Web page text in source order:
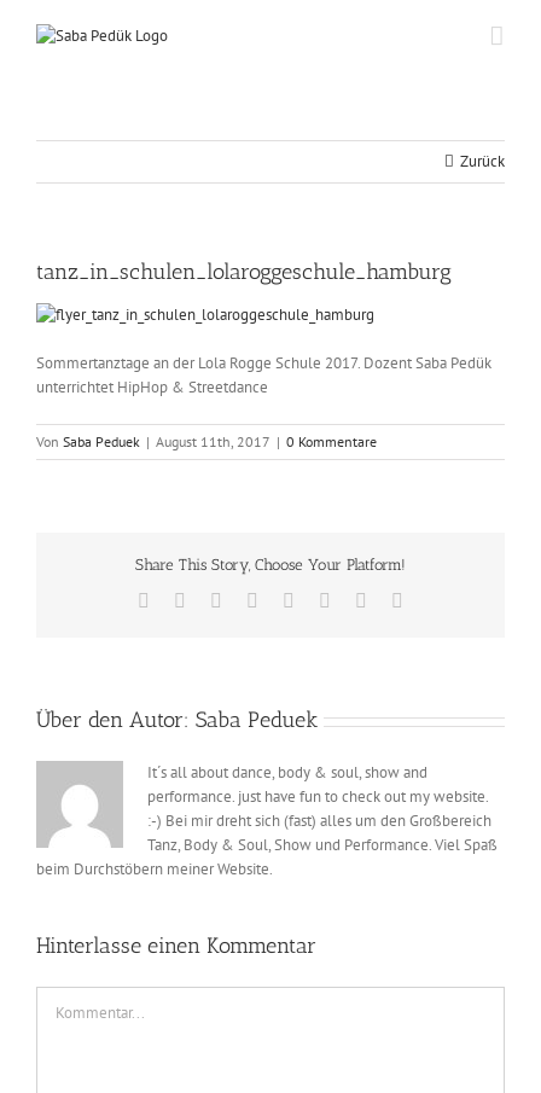
Zurück
tanz_in_schulen_lolaroggeschule_hamburg
Sommertanztage an der Lola Rogge Schule 2017. Dozent Saba Pedük
unterrichtet HipHop & Streetdance
Von Saba Peduek | August 11th, 2017 | 0 Kommentare
Share This Story, Choose Your Platform!
Facebook Reddit LinkedIn
TumblrPinterest
Über den Autor: Saba Peduek
It´s all about dance, body & soul, show and
performance. just have fun to check out my website.
:-) Bei mir dreht sich (fast) alles um den Großbereich
Tanz, Body & Soul, Show und Performance. Viel Spaß
beim Durchstöbern meiner Website.
Hinterlasse einen Kommentar